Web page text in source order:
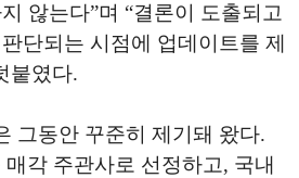
않는다”며 “결론이 도출되고
단되는 시점에 업데이트를 제
붙였다.
그동안 꾸준히 제기돼 왔다.
매각 주관사로 선정하고, 국내